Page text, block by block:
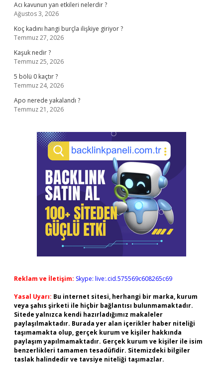
Acı kavunun yan etkileri nelerdir ?
Ağustos 3, 2026
Koç kadını hangi burçla ilişkiye giriyor ?
Temmuz 27, 2026
Kaşuk nedir ?
Temmuz 25, 2026
5 bölü 0 kaçtır ?
Temmuz 24, 2026
Apo nerede yakalandı ?
Temmuz 21, 2026
Reklam ve İletişim: Skype: live:.cid.575569c608265c69
Yasal Uyarı: Bu internet sitesi, herhangi bir marka, kurum
veya şahıs şirketi ile hiçbir bağlantısı bulunmamaktadır.
Sitede yalnızca kendi hazırladığımız makaleler
paylaşılmaktadır. Burada yer alan içerikler haber niteliği
taşımamakta olup, gerçek kurum ve kişiler hakkında
paylaşım yapılmamaktadır. Gerçek kurum ve kişiler ile isim
benzerlikleri tamamen tesadüfidir. Sitemizdeki bilgiler
taslak halindedir ve tavsiye niteliği taşımazlar.